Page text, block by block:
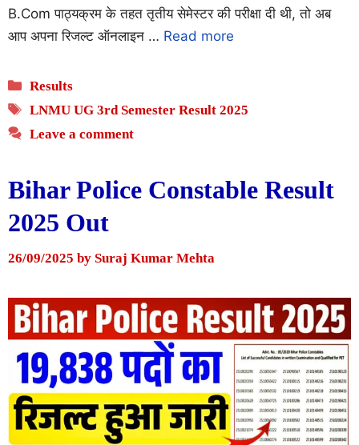
B.Com पाठ्यक्रम के तहत तृतीय सेमेस्टर की परीक्षा दी थी, तो अब
आप अपना रिजल्ट ऑनलाइन … Read more
Categories
Results
Tags
LNMU UG 3rd Semester Result 2025
Leave a comment
Bihar Police Constable Result
2025 Out
26/09/2025 by Suraj Kumar Mehta